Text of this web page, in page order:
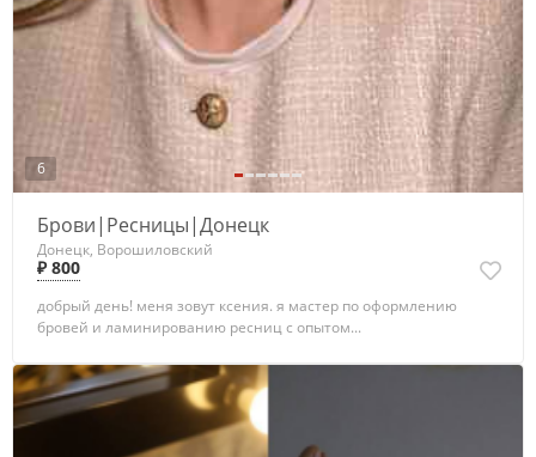
6
Брови|Ресницы|Донецк
Донецк, Ворошиловский
₽ 800
добрый день! меня зовут ксения. я мастер по оформлению
бровей и ламинированию ресниц с опытом...